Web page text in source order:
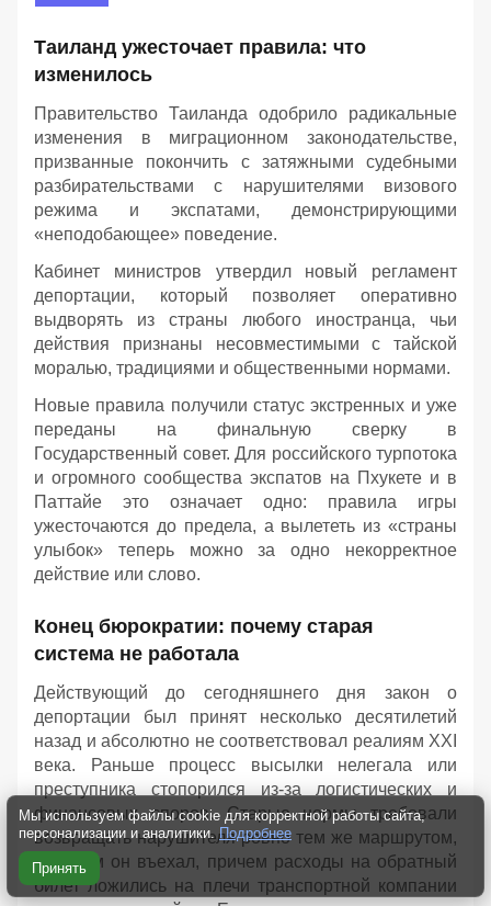
Таиланд ужесточает правила: что
изменилось
Правительство Таиланда одобрило радикальные
изменения в миграционном законодательстве,
призванные покончить с затяжными судебными
разбирательствами с нарушителями визового
режима и экспатами, демонстрирующими
«неподобающее» поведение.
Кабинет министров утвердил новый регламент
депортации, который позволяет оперативно
выдворять из страны любого иностранца, чьи
действия признаны несовместимыми с тайской
моралью, традициями и общественными нормами.
Новые правила получили статус экстренных и уже
переданы на финальную сверку в
Государственный совет. Для российского турпотока
и огромного сообщества экспатов на Пхукете и в
Паттайе это означает одно: правила игры
ужесточаются до предела, а вылететь из «страны
улыбок» теперь можно за одно некорректное
действие или слово.
Конец бюрократии: почему старая
система не работала
Действующий до сегодняшнего дня закон о
депортации был принят несколько десятилетий
назад и абсолютно не соответствовал реалиям XXI
века. Раньше процесс высылки нелегала или
преступника стопорился из-за логистических и
финансовых споров. Старые нормы требовали
возвращать нарушителя ровно тем же маршрутом,
которым он въехал, причем расходы на обратный
билет ложились на плечи транспортной компании
Мы используем файлы cookie для корректной работы сайта,
персонализации и аналитики. Подробнее
Принять